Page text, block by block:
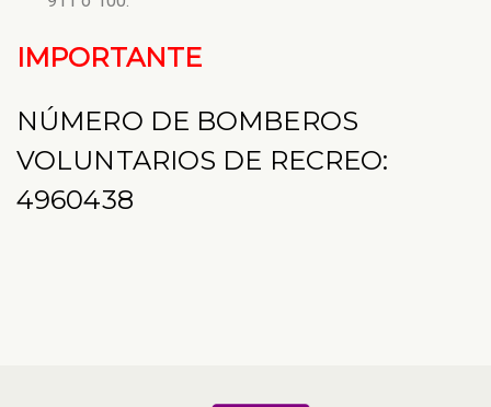
IMPORTANTE
NÚMERO DE BOMBEROS
VOLUNTARIOS DE RECREO:
4960438